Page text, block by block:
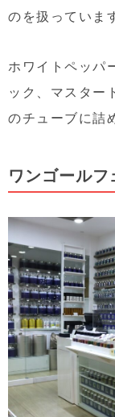
のを扱っていま
ホワイトペッパ
ック、マスター
のチューブに詰
ワンゴール